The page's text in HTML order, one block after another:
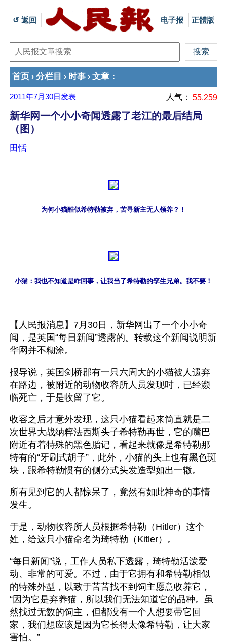
↺ 返回 电子报 正體版
首页 › 分栏目 › 时事 › 文章 ：
2011年7月30日 发表 人气： 55,259
新华网一个小小奇闻透露了老江的最后结局
（图）
田恬
为何小猫酷似希特勒被弃，苦寻新主无人领养？！
小猫：我也不知道是咋回事，让我当了希特勒的孪生兄弟。我不要！
【人民报消息】7月30日，新华网出了一个小小奇
闻，是英国“每日新闻”透露的。转载这个新闻说明新
华网并不糊涂。
报导说，英国剑桥郡有一只六周大的小猫被人遗弃
在路边，被附近的动物收容所人员发现时，已经濒
临死亡，于是收留了它。
收容之后才意外发现，这只小猫看起来简直就是二
次世界大战纳粹法西斯头子希特勒再世，它的嘴巴
附近有着特殊的黑色胎记，看起来就像是希特勒那
特有的“牙刷式胡子”，此外，小猫的头上也有黑色斑
块，跟希特勒惯有的侧分式头发造型如出一辙。
所有见到它的人都惊呆了，竟然有如此神奇的事情
发生。
于是，动物收容所人员根据希特勒（Hitler）这个
姓，给这只小猫命名为琦特勒（Kitler）。
“每日新闻”说，工作人员私下透露，琦特勒活泼爱
动、非常的可爱。不过，由于它拥有和希特勒相似
的特殊外型，以致于苦苦找不到饲主愿意收养它，
“因为它是弃养猫，所以我们无法知道它的品种。虽
然找过无数的饲主，但都没有一个人想要带它回
家，我们想应该是因为它长得太像希特勒，让大家
害怕。”